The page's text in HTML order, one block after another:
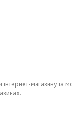
інтернет-магазину та